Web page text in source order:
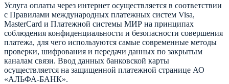
Услуга оплаты через интернет осуществляется в соответствии
с Правилами международных платежных систем Visa,
MasterCard и Платежной системы МИР на принципах
соблюдения конфиденциальности и безопасности совершения
платежа, для чего используются самые современные методы
проверки, шифрования и передачи данных по закрытым
каналам связи. Ввод данных банковской карты
осуществляется на защищенной платежной странице АО
«АЛЬФА-БАНК».